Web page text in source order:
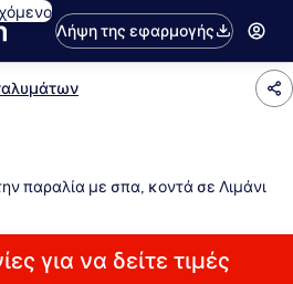
Λήψη της εφαρμογής
παραλία με σπα, κοντά σε Λιμάνι
για να δείτε τιμές